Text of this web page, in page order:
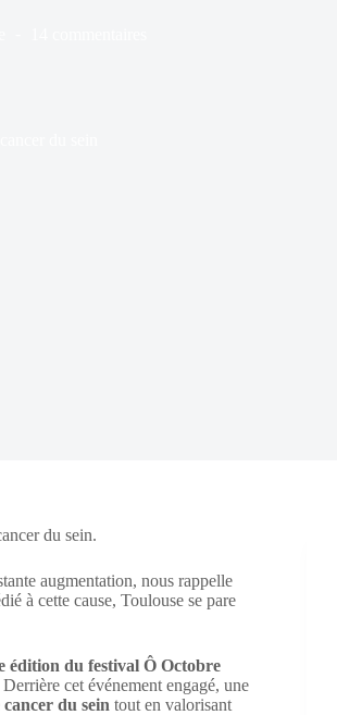
du sein.
augmentation, nous rappelle
à cette cause, Toulouse se pare
édition du festival Ô Octobre
cet événement engagé, une
du sein tout en valorisant